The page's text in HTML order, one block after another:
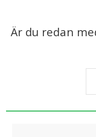
Är du redan